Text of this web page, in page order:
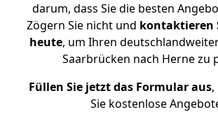
darum, dass Sie die besten
Zögern Sie nicht und kontaktieren
heute, um Ihren
Saarbrücken nach Herne zu
Füllen Sie jetzt das Formular aus,
Sie kostenlose